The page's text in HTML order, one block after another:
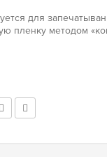
для
пленку методом